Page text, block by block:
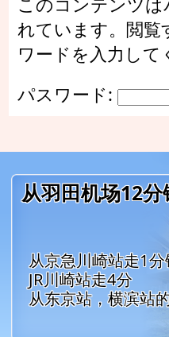
れています。閲覧
ワードを入力して
パスワード:
从羽田机场12分
从京急川崎站走1分
JR川崎站走4分
从东京站，横滨站